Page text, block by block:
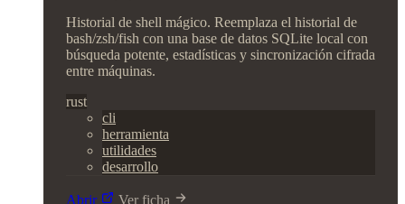
Historial de shell mágico. Reemplaza el historial de
bash/zsh/fish con una base de datos SQLite local con
búsqueda potente, estadísticas y sincronización cifrada
entre máquinas.
rust
cli
herramienta
utilidades
desarrollo
Abrir Ver ficha